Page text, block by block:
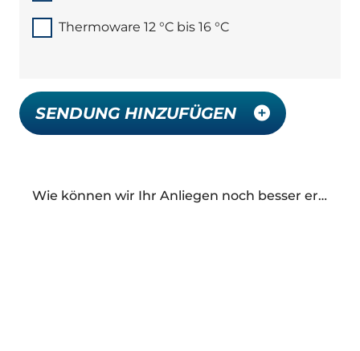
Thermoware 12 °C bis 16 °C
SENDUNG HINZUFÜGEN
Wie können wir Ihr Anliegen noch besser